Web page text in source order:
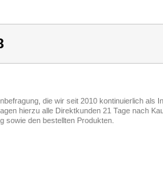
die wir seit 2010 kontinuierlich als
hierzu alle Direktkunden 21 Tage nach
sowie den bestellten Produkten.